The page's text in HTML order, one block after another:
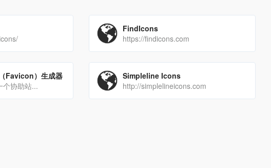
FindIcons
https://findicons.com
Favicon）生成器
个协助站...
Simpleline Icons
http://simplelineicons.com